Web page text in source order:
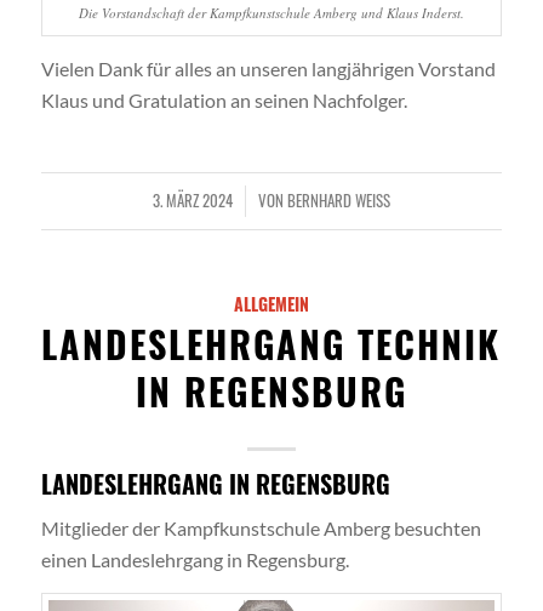
Die Vorstandschaft der Kampfkunstschule Amberg und Klaus Inderst.
Vielen Dank für alles an unseren langjährigen Vorstand
Klaus und Gratulation an seinen Nachfolger.
3. MÄRZ 2024
/ VON BERNHARD WEISS
ALLGEMEIN
LANDESLEHRGANG TECHNIK
IN REGENSBURG
LANDESLEHRGANG IN REGENSBURG
Mitglieder der Kampfkunstschule Amberg besuchten
einen Landeslehrgang in Regensburg.